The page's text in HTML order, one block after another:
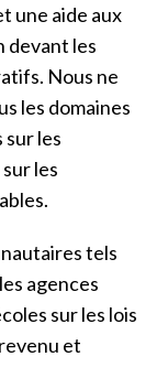
une aide aux
devant les
Nous ne
les domaines
les
les
tels
agences
sur les lois
et